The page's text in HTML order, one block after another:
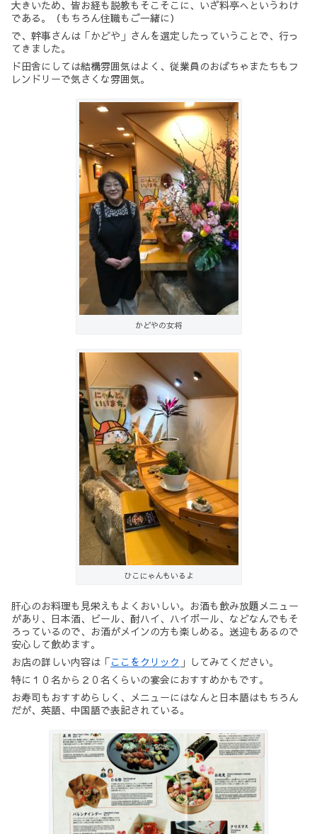
大きいため、皆お経も説教もそこそこに、いざ料亭へというわけ
である。（もちろん住職もご一緒に）
で、幹事さんは「かどや」さんを選定したっていうことで、行っ
てきました。
ド田舎にしては結構雰囲気はよく、従業員のおばちゃまたちもフ
レンドリーで気さくな雰囲気。
かどやの女将
ひこにゃんもいるよ
肝心のお料理も見栄えもよくおいしい。お酒も飲み放題メニュー
があり、日本酒、ビール、酎ハイ、ハイボール、などなんでもそ
ろっているので、お酒がメインの方も楽しめる。送迎もあるので
安心して飲めます。
お店の詳しい内容は「ここをクリック 」してみてください。
特に１０名から２０名くらいの宴会におすすめかもです。
お寿司もおすすめらしく、メニューにはなんと日本語はもちろん
だが、英語、中国語で表記されている。